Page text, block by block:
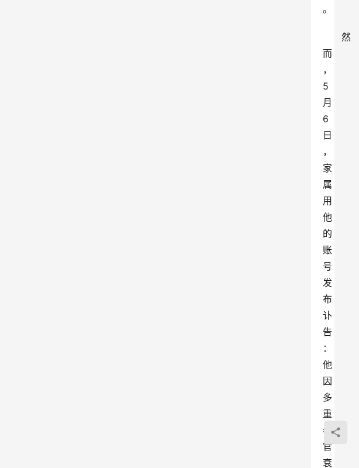
。
然
而
，
5
月
6
日
，
家
属
用
他
的
账
号
发
布
讣
告
：
他
因
多
重
器
官
衰